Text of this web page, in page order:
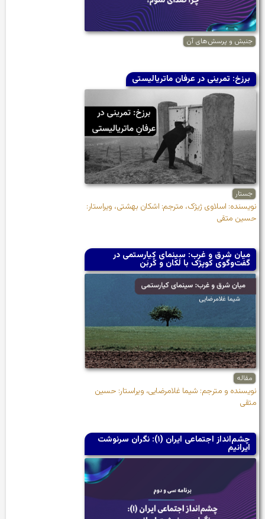
جنبش و پرسش‌های آن
برزخ: تمرینی در عرفان ماتریالیستی
جستار
نویسنده: اسلاوی ژیژک، مترجم: اشکان بهشتی، ویراستار:
حسین متقی
میان شرق و غرب: سینمای کیارستمی در
گفت‌وگوی کوپژک با لَکان و کُربَن
مقاله
نویسنده و مترجم: شیما غلامرضایی، ویراستار: حسین
متقی
چشم‌انداز اجتماعی ایران (۱): نگران سرنوشت
ایرانیم